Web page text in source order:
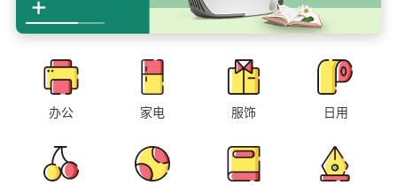
办公 家电 服饰 日用